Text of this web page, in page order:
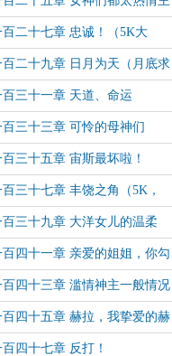
百二十七章 忠诚！（5K大
票加更~）
百二十九章 日月为天（月底求
）
百三十一章 天道、命运
，月票加更，明天还加）
百三十三章 可怜的母神们
大章，含月票加更）
三十五章 宙斯最坏啦！
大章，含月票加更）
三十七章 丰饶之角（5K，
更，月初求月票啊~）
百三十九章 大洋女儿的温柔
百四十一章 亲爱的姐姐，你勾
指，神王便神魂颠倒了
百四十三章 滥情神主一般情况
一
百四十五章 赫拉，我挚爱的赫
四十七章 反打！